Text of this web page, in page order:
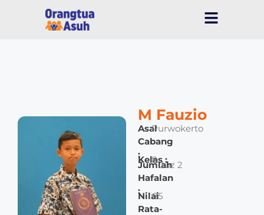
M Fauzio
Asal
Cabang
:
Purwokerto
Kelas :
8
Jumlah
Hafalan
:
Juz 2
Nilai
Rata-
85